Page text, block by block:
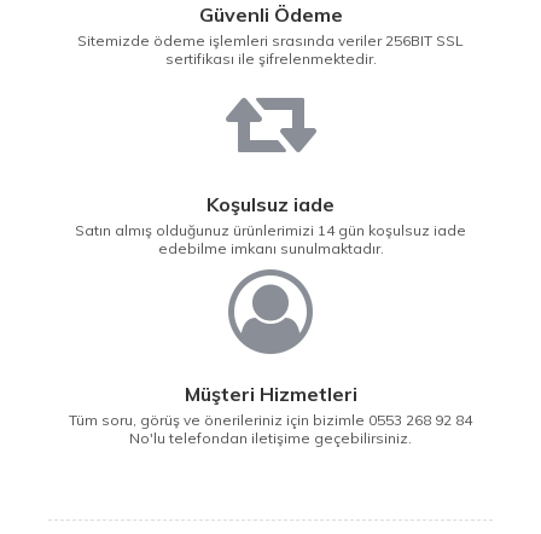
Güvenli Ödeme
Sitemizde ödeme işlemleri srasında veriler 256BIT SSL
sertifikası ile şifrelenmektedir.
Koşulsuz iade
Satın almış olduğunuz ürünlerimizi 14 gün koşulsuz iade
edebilme imkanı sunulmaktadır.
Müşteri Hizmetleri
Tüm soru, görüş ve önerileriniz için bizimle 0553 268 92 84
No'lu telefondan iletişime geçebilirsiniz.